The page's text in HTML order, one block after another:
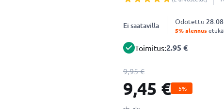
Ei saatavilla Odotettu
5% alennus
Toimitus:2.95 €
9,95 €
9,45 € -5%